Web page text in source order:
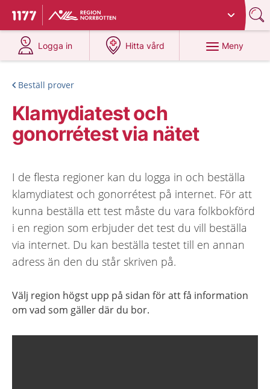
Till startsidan för 1177
Du har valt region
Logga in
på 1177.se
Hitta vård
på 1177.se
Meny
Beställ prover
Klamydiatest och
gonorrétest via nätet
I de flesta regioner kan du logga in och beställa
klamydiatest och gonorrétest på internet. För att
kunna beställa ett test måste du vara folkbokförd
i en region som erbjuder det test du vill beställa
via internet. Du kan beställa testet till en annan
adress än den du står skriven på.
Välj region högst upp på sidan för att få information
om vad som gäller där du bor.